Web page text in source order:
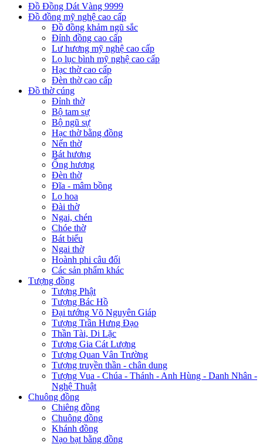
Đồ Đồng Dát Vàng 9999
Đồ đồng mỹ nghệ cao cấp
Đồ đồng khảm ngũ sắc
Đỉnh đồng cao cấp
Lư hương mỹ nghệ cao cấp
Lọ lục bình mỹ nghệ cao cấp
Hạc thờ cao cấp
Đèn thờ cao cấp
Đồ thờ cúng
Đỉnh thờ
Bộ tam sự
Bộ ngũ sự
Hạc thờ bằng đồng
Nến thờ
Bát hương
Ống hương
Đèn thờ
Đĩa - mâm bồng
Lọ hoa
Đài thờ
Ngai, chén
Chóe thờ
Bát biểu
Ngai thờ
Hoành phi câu đối
Các sản phẩm khác
Tượng đồng
Tượng Phật
Tượng Bác Hồ
Đại tướng Võ Nguyên Giáp
Tượng Trần Hưng Đạo
Thần Tài, Di Lặc
Tượng Gia Cát Lượng
Tượng Quan Vân Trường
Tượng truyền thần - chân dung
Tượng Vua - Chúa - Thánh - Anh Hùng - Danh Nhân -
Nghệ Thuật
Chuông đồng
Chiêng đồng
Chuông đồng
Khánh đồng
Nạo bạt bằng đồng